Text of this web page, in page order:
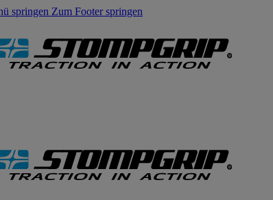
springen Zum Footer springen